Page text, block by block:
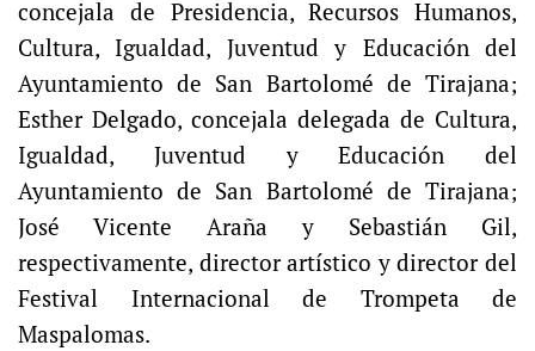
concejala de Presidencia, Recursos Humanos,
Cultura, Igualdad, Juventud y Educación del
Ayuntamiento de San Bartolomé de Tirajana;
Esther Delgado, concejala delegada de Cultura,
Igualdad, Juventud y Educación del
Ayuntamiento de San Bartolomé de Tirajana;
José Vicente Araña y Sebastián Gil,
respectivamente, director artístico y director del
Festival Internacional de Trompeta de
Maspalomas.